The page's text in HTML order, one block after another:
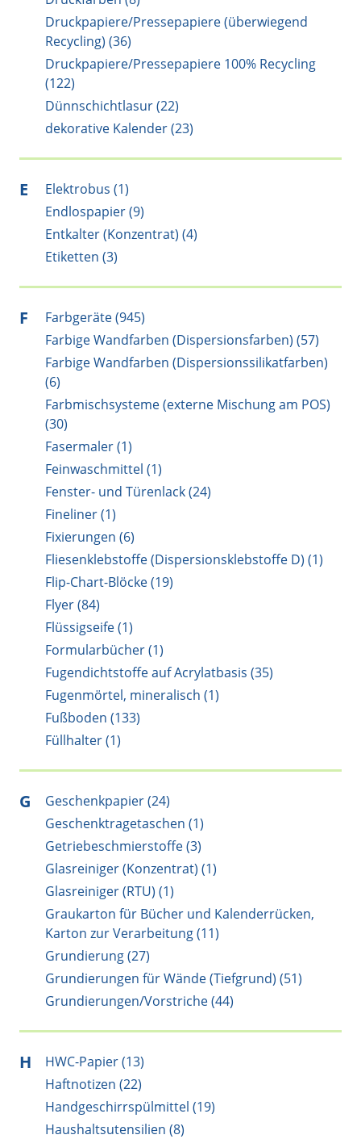
Druckpapiere/Pressepapiere (überwiegend
Recycling) (36)
Druckpapiere/Pressepapiere 100% Recycling
(122)
Dünnschichtlasur (22)
dekorative Kalender (23)
E
Elektrobus (1)
Endlospapier (9)
Entkalter (Konzentrat) (4)
Etiketten (3)
F
Farbgeräte (945)
Farbige Wandfarben (Dispersionsfarben) (57)
Farbige Wandfarben (Dispersionssilikatfarben)
(6)
Farbmischsysteme (externe Mischung am POS)
(30)
Fasermaler (1)
Feinwaschmittel (1)
Fenster- und Türenlack (24)
Fineliner (1)
Fixierungen (6)
Fliesenklebstoffe (Dispersionsklebstoffe D) (1)
Flip-Chart-Blöcke (19)
Flyer (84)
Flüssigseife (1)
Formularbücher (1)
Fugendichtstoffe auf Acrylatbasis (35)
Fugenmörtel, mineralisch (1)
Fußboden (133)
Füllhalter (1)
G
Geschenkpapier (24)
Geschenktragetaschen (1)
Getriebeschmierstoffe (3)
Glasreiniger (Konzentrat) (1)
Glasreiniger (RTU) (1)
Graukarton für Bücher und Kalenderrücken,
Karton zur Verarbeitung (11)
Grundierung (27)
Grundierungen für Wände (Tiefgrund) (51)
Grundierungen/Vorstriche (44)
H
HWC-Papier (13)
Haftnotizen (22)
Handgeschirrspülmittel (19)
Haushaltsutensilien (8)